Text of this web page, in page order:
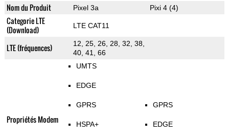
Nom du Produit Pixel 3a Pixi 4 (4)
Categorie LTE
(Download)
LTE CAT11
LTE (fréquences)
12, 25, 26, 28, 32, 38,
40, 41, 66
Propriétés Modem
UMTS
EDGE
GPRS
HSPA+
GPRS
EDGE